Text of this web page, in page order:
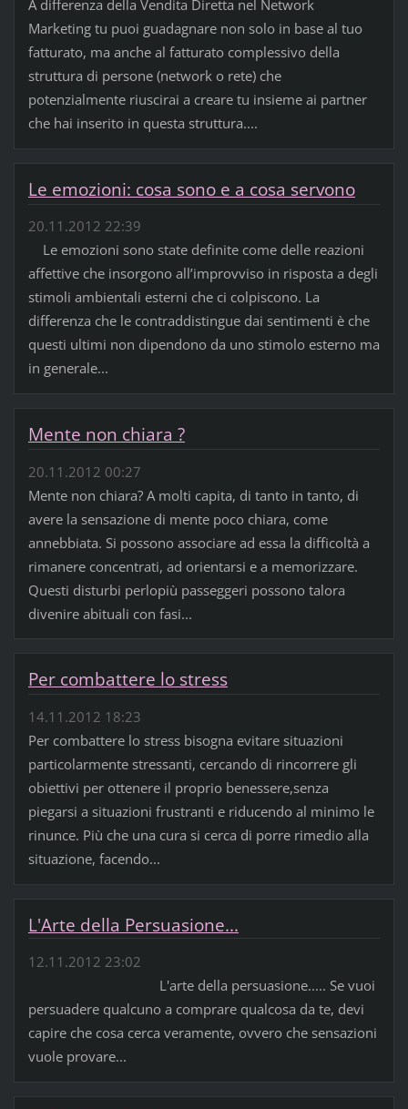
A differenza della Vendita Diretta nel Network
Marketing tu puoi guadagnare non solo in base al tuo
fatturato, ma anche al fatturato complessivo della
struttura di persone (network o rete) che
potenzialmente riuscirai a creare tu insieme ai partner
che hai inserito in questa struttura....
Le emozioni: cosa sono e a cosa servono
20.11.2012 22:39
Le emozioni sono state definite come delle reazioni
affettive che insorgono all’improvviso in risposta a degli
stimoli ambientali esterni che ci colpiscono. La
differenza che le contraddistingue dai sentimenti è che
questi ultimi non dipendono da uno stimolo esterno ma
in generale...
Mente non chiara ?
20.11.2012 00:27
Mente non chiara? A molti capita, di tanto in tanto, di
avere la sensazione di mente poco chiara, come
annebbiata. Si possono associare ad essa la difficoltà a
rimanere concentrati, ad orientarsi e a memorizzare.
Questi disturbi perlopiù passeggeri possono talora
divenire abituali con fasi...
Per combattere lo stress
14.11.2012 18:23
Per combattere lo stress bisogna evitare situazioni
particolarmente stressanti, cercando di rincorrere gli
obiettivi per ottenere il proprio benessere,senza
piegarsi a situazioni frustranti e riducendo al minimo le
rinunce. Più che una cura si cerca di porre rimedio alla
situazione, facendo...
L'Arte della Persuasione...
12.11.2012 23:02
L'arte della persuasione..... Se vuoi
persuadere qualcuno a comprare qualcosa da te, devi
capire che cosa cerca veramente, ovvero che sensazioni
vuole provare...